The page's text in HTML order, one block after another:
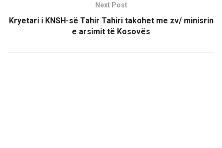
Next Post
Kryetari i KNSH-së Tahir Tahiri takohet me zv/ minisrin
e arsimit të Kosovës